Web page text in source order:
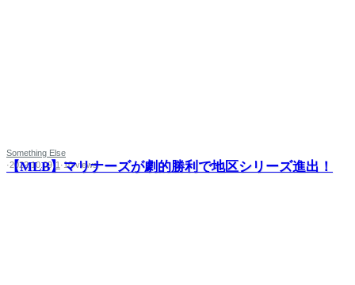
Something Else
·2022.10.09· 1 ·10 views
【MLB】マリナーズが劇的勝利で地区シリーズ進出！